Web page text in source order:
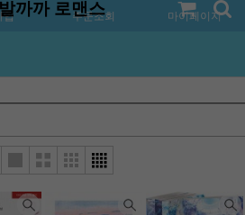
입 주문조회 마이페이지
까까 로맨스